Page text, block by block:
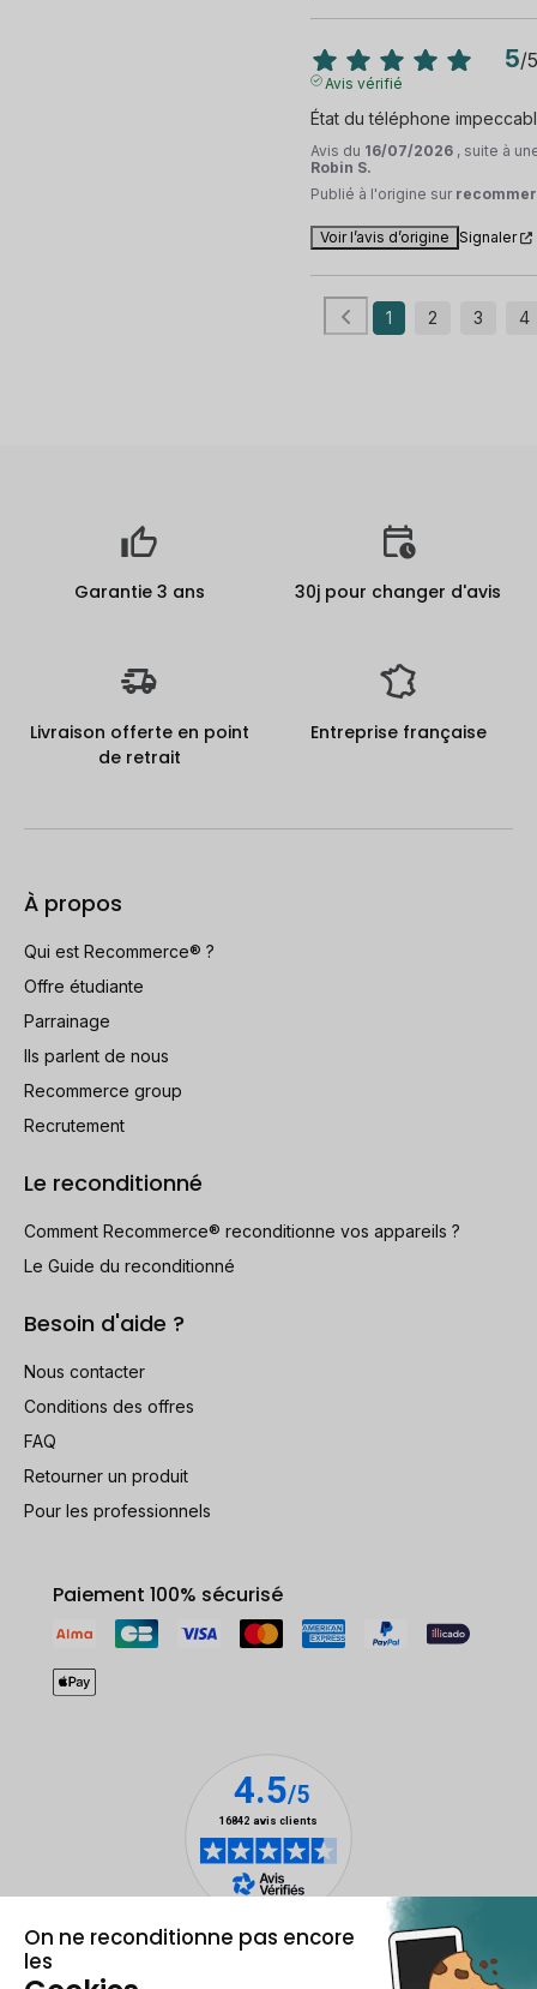
5/5
Avis vérifié
État du téléphone
Avis du 16/07/2026 , suite à
Robin S.
Publié à l'origine sur
Voir l’avis d’origine Signaler
1 2 3 4
Garantie 3 ans 30j pour changer d'avis
Livraison offerte en point
de retrait
Entreprise française
À propos
Qui est Recommerce® ?
Offre étudiante
Parrainage
Ils parlent de nous
Recommerce group
Recrutement
Le reconditionné
Comment Recommerce® reconditionne vos appareils ?
Le Guide du reconditionné
Besoin d'aide ?
Nous contacter
Conditions des offres
FAQ
Retourner un produit
Pour les professionnels
Paiement 100% sécurisé